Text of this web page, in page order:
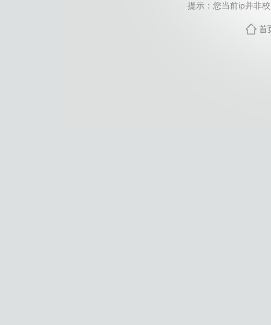
提示：您当前ip并非
首